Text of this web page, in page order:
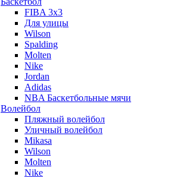
FIBA 3x3
Для улицы
Wilson
Spalding
Molten
Nike
Jordan
Adidas
NBA Баскетбольные мячи
Волейбол
Пляжный волейбол
Уличный волейбол
Mikasa
Wilson
Molten
Nike